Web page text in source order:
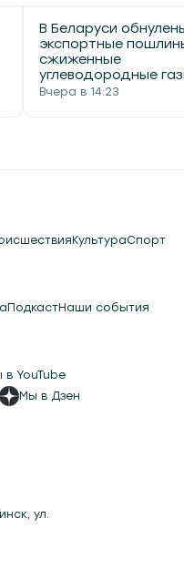
В Беларуси
экспортные
сжиженные
углеводородные
Вчера в 14:23
ул.
КультураСпорт
ПодкастНаши события
в YouTube
Мы в Дзен